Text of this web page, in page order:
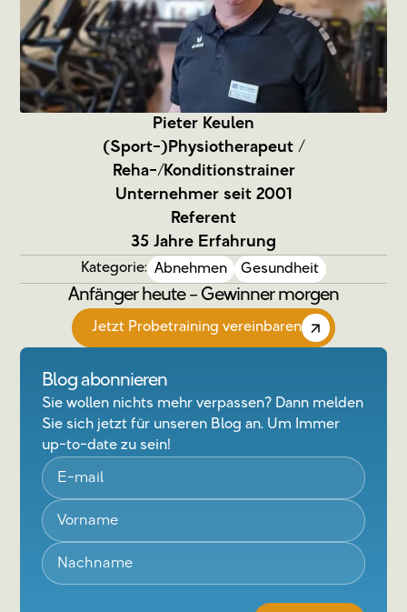
Pieter Keulen
(Sport-)Physiotherapeut /
Reha-/Konditionstrainer
Unternehmer seit 2001
Referent
35 Jahre Erfahrung
Kategorie: Abnehmen Gesundheit
Anfänger heute – Gewinner morgen
Jetzt Probetraining vereinbaren
Blog abonnieren
Sie wollen nichts mehr verpassen? Dann melden
Sie sich jetzt für unseren Blog an. Um Immer
up-to-date zu sein!